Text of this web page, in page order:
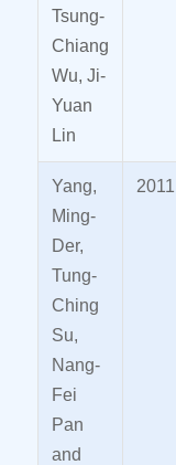
Tsung-
Chiang
Wu, Ji-
Yuan
Lin
Yang,
Ming-
Der,
Tung-
Ching
Su,
Nang-
Fei
Pan
and
2011